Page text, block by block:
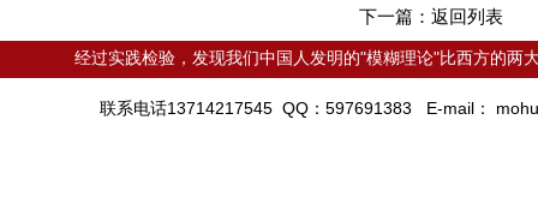
下一篇： 返回列表
经过实践检验，发现我们中国人发明的"模糊理论"比西方的两
联系电话13714217545 QQ：597691383 E-mail：